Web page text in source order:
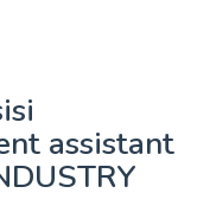
assistant